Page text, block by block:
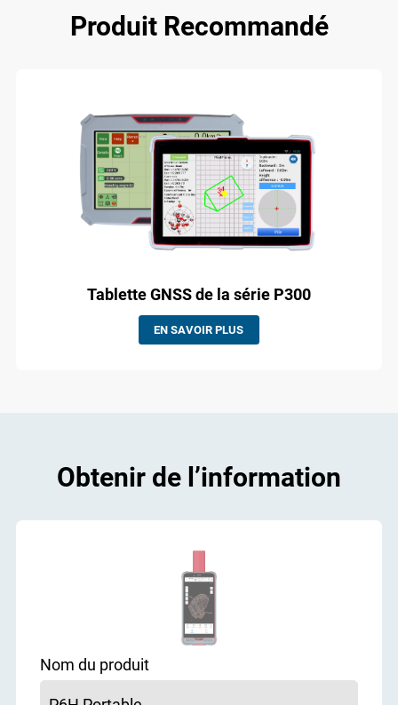
Produit Recommandé
Tablette GNSS de la série P300
EN SAVOIR PLUS
Obtenir de l’information
Nom du produit